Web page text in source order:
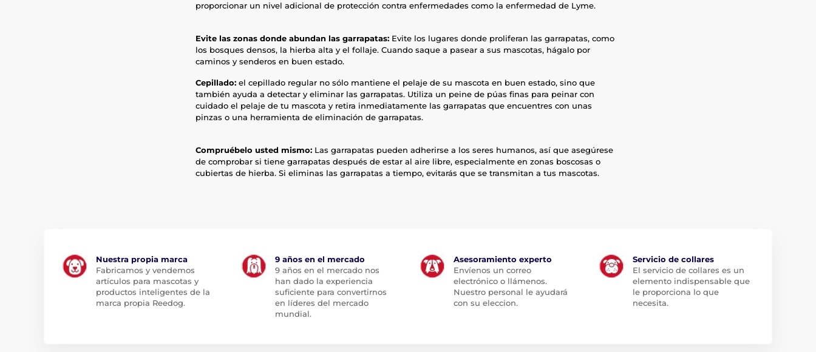
proporcionar un nivel adicional de protección contra enfermedades como la enfermedad de Lyme.
Evite las zonas donde abundan las garrapatas: Evite los lugares donde proliferan las garrapatas, como
los bosques densos, la hierba alta y el follaje. Cuando saque a pasear a sus mascotas, hágalo por
caminos y senderos en buen estado.
Cepillado: el cepillado regular no sólo mantiene el pelaje de su mascota en buen estado, sino que
también ayuda a detectar y eliminar las garrapatas. Utiliza un peine de púas finas para peinar con
cuidado el pelaje de tu mascota y retira inmediatamente las garrapatas que encuentres con unas
pinzas o una herramienta de eliminación de garrapatas.
Compruébelo usted mismo: Las garrapatas pueden adherirse a los seres humanos, así que asegúrese
de comprobar si tiene garrapatas después de estar al aire libre, especialmente en zonas boscosas o
cubiertas de hierba. Si eliminas las garrapatas a tiempo, evitarás que se transmitan a tus mascotas.
Nuestra propia marca
Fabricamos y vendemos
artículos para mascotas y
productos inteligentes de la
marca propia Reedog.
9 años en el mercado
9 años en el mercado nos
han dado la experiencia
suficiente para convertirnos
en líderes del mercado
mundial.
Asesoramiento experto
Envíenos un correo
electrónico o llámenos.
Nuestro personal le ayudará
con su eleccion.
Servicio de collares
El servicio de collares es un
elemento indispensable que
le proporciona lo que
necesita.